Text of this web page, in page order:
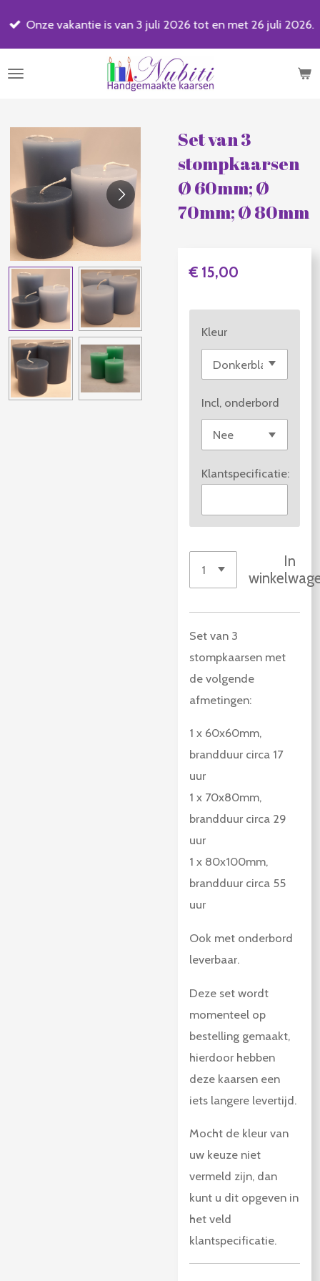
Ga
de
Onze vakantie is van 3 juli 2026 tot en met 26 juli 2026.
Set van 3
stompkaarsen
Ø 60mm; Ø
70mm; Ø 80mm
€ 15,00
Kleur
Incl, onderbord
Klantspecificatie:
In
Set van 3
stompkaarsen met
de volgende
afmetingen:
1 x 60x60mm,
brandduur circa 17
uur
1 x 70x80mm,
brandduur circa 29
uur
1 x 80x100mm,
brandduur circa 55
uur
Ook met onderbord
leverbaar.
Deze set wordt
momenteel op
bestelling gemaakt,
hierdoor hebben
deze kaarsen een
iets langere levertijd.
Mocht de kleur van
uw keuze niet
vermeld zijn, dan
kunt u dit opgeven in
het veld
klantspecificatie.